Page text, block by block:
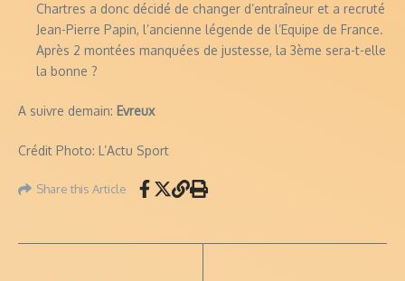
Chartres a donc décidé de changer d’entraîneur et a recruté
Jean-Pierre Papin, l’ancienne légende de l’Equipe de France.
Après 2 montées manquées de justesse, la 3ème sera-t-elle
la bonne ?
A suivre demain: Evreux
Crédit Photo: L’Actu Sport
Share this Article